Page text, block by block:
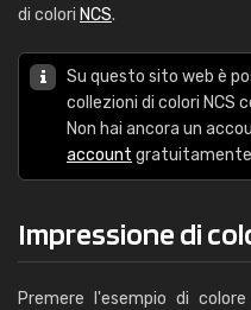
di colori NCS.
Su questo sito web è
collezioni di colori NCS
Non hai ancora un
account
Impressione di
Premere l'esempio di